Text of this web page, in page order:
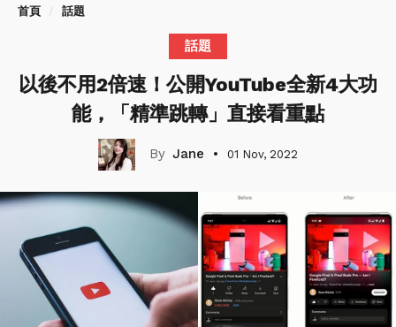
首頁 話題
話題
以後不用2倍速！公開YouTube全新4大功
能，「精準跳轉」直接看重點
Jane 01 Nov, 2022